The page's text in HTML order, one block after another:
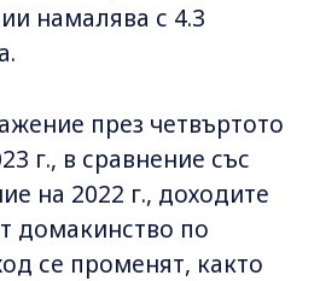
намалява с 4.3
през четвъртото
г., в сравнение със
на 2022 г., доходите
домакинство по
се променят, както